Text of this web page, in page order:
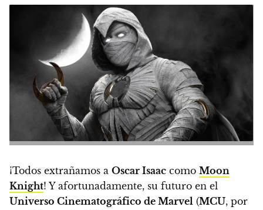
¡Todos extrañamos a Oscar Isaac como Moon
Knight! Y afortunadamente, su futuro en el
Universo Cinematográfico de Marvel (MCU, por